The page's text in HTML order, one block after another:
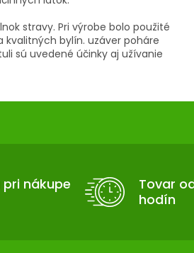
stravy. Pri výrobe bolo použité
bylín. uzáver poháre
sú uvedené účinky aj užívanie
nákupe
Tovar
hodín